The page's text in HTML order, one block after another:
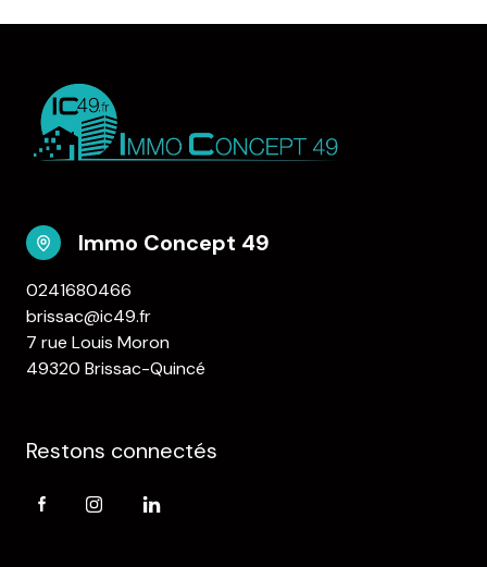
Immo Concept 49
0241680466
brissac@ic49.fr
7 rue Louis Moron
49320 Brissac-Quincé
Restons connectés